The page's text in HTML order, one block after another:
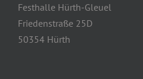
Festhalle Hürth-Gleuel
Friedenstraße 25D
50354 Hürth